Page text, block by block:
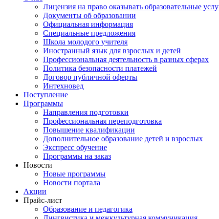
Лицензия на право оказывать образовательные
Документы об образовании
Официальная информация
Специальные предложения
Школа молодого учителя
Иностранный язык для взрослых и детей
Профессиональная деятельность в разных сферах
Политика безопасности платежей
Договор публичной оферты
Интехновед
Поступление
Программы
Направления подготовки
Профессиональная переподготовка
Повышение квалификации
Дополнительное образование детей и взрослых
Экспресс обучение
Программы на заказ
Новости
Новые программы
Новости портала
Акции
Прайс-лист
Образование и педагогика